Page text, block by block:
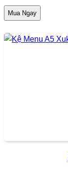
Mua Ngay